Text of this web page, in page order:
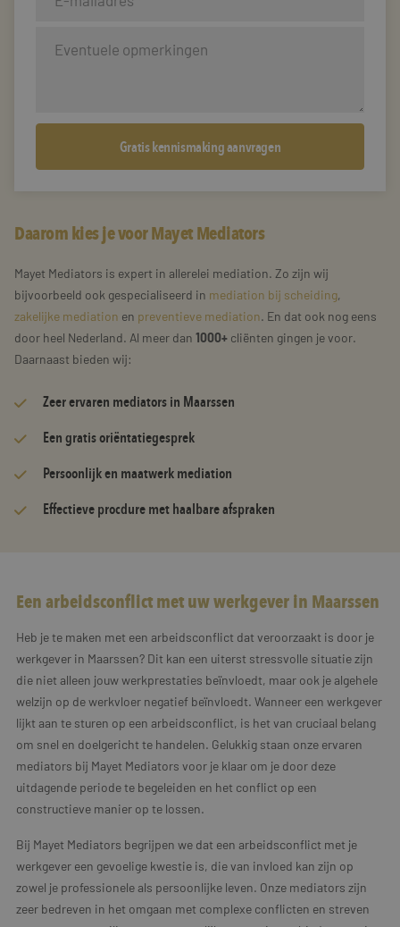
Daarom kies je voor Mayet Mediators
Mayet Mediators is expert in allerelei mediation. Zo zijn wij
bijvoorbeeld ook gespecialiseerd in mediation bij scheiding,
zakelijke mediation en preventieve mediation. En dat ook nog eens
door heel Nederland. Al meer dan 1000+ cliënten gingen je voor.
Daarnaast bieden wij:
Zeerervaren mediators in Maarssen
Een gratis oriëntatiegesprek
Persoonlijk en maatwerk mediation
Effectieve procdure met haalbare afspraken
Een arbeidsconflict met uw werkgever in Maarssen
Heb je te maken met een arbeidsconflict dat veroorzaakt is door je
werkgever in Maarssen? Dit kan een uiterst stressvolle situatie zijn
die niet alleen jouw werkprestaties beïnvloedt, maar ook je algehele
welzijn op de werkvloer negatief beïnvloedt. Wanneer een werkgever
lijkt aan te sturen op een arbeidsconflict, is het van cruciaal belang
om snel en doelgericht te handelen. Gelukkig staan onze ervaren
mediators bij Mayet Mediators voor je klaar om je door deze
uitdagende periode te begeleiden en het conflict op een
constructieve manier op te lossen.
Bij Mayet Mediators begrijpen we dat een arbeidsconflict met je
werkgever een gevoelige kwestie is, die van invloed kan zijn op
zowel je professionele als persoonlijke leven. Onze mediators zijn
zeer bedreven in het omgaan met complexe conflicten en streven